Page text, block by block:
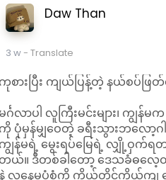
Pay ဖုန်းစကင်ဖတ်ရုံ
ယ်စရာ၊ ငွေသားရေချေစရာလုံး
ြည်မှာ လုံးဝမတွေ့ဖူးပါဘူး။ မြန်မ
ည်ငြိမ်တဲ့အပြင် ဒစ်ဂျစ်တယ်ငွေ
တွက် ငွေသားသယ်ဆောင်ပြီး ဈေ
လုပ်ဆိုက်ကိုရောက်တာနဲ့ တရုတ်လု
နွေးထွေးစွာနှုတ်ဆက်ကြတယ်
ယ်စရာကောင်းပေမယ့် စိတ်နှ
လုံးသားအလွန်နွေးထွေးရပါတယ်
က တရုတ်ရိုးရာပန်းမုန့်၊ ပဲနို့ရည်
ာ့ဆန်ပြုတ်အိတ်လေး ယူလာမျှဝ
Daw Than
3 w- Translate
စားပြီး ကျယ်ပြန့်တဲ့ နယ်စပ်ဖ
င်္ဂလာပါ လူကြီးမင်းများ၊ ကျွန်
ပုံမှန်မျှဝေတဲ့ ခရီးသွားဘလော့
ျွန်မရဲ့ မွေးရပ်မြေရဲ့ လျှို့ဝှက်
ယ်။ ဒီတစ်ခါတော့ ဒေသခံဓလေ့
လူနေမှုပုံစံကို ကိုယ်တိုင်ကိုယ်ကျ